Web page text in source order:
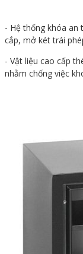
- Hệ thống khóa an
cắp, mở két trái
- Vật liệu cao cấp
nhằm chống việc